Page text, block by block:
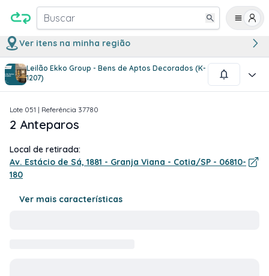
Buscar
Ver itens na minha região
Leilão Ekko Group - Bens de Aptos Decorados (K-
1207)
1/2
Lote 051 | Referência 37780
2 Anteparos
Local de retirada:
Av. Estácio de Sá, 1881 - Granja Viana - Cotia/SP - 06810-
180
Ver mais características